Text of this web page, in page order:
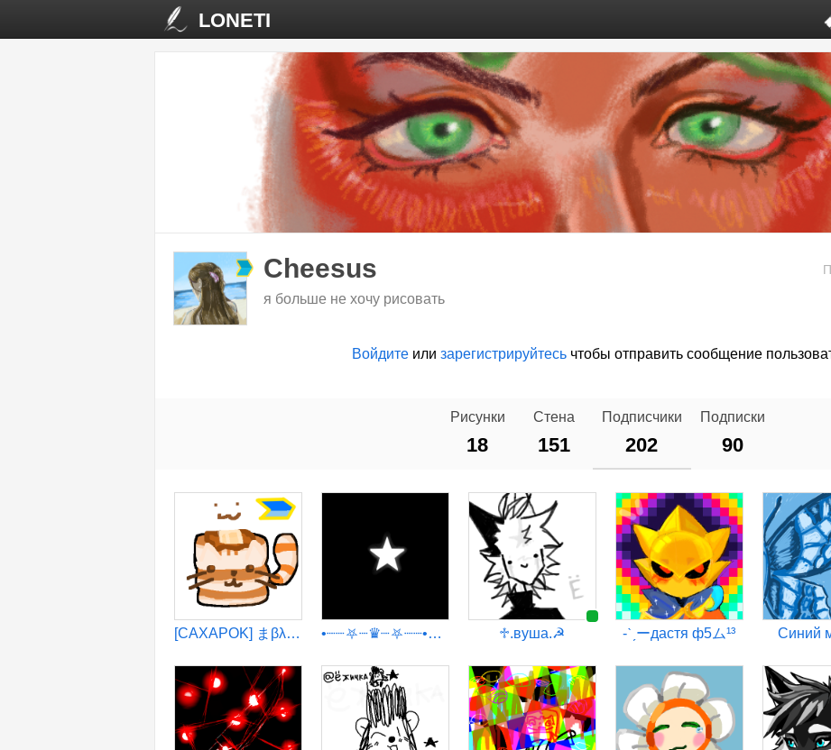
LONETI
Cheesus
я больше не хочу рисовать
Войдите или зарегистрируйтесь чтобы отправить сообщение
Рисунки
18
Стена
151
Подписчики
202
Подписки
90
[CAXAPOK] まβλθθΔγ ςΩλτ •┈┈⛧┈♛┈⛧┈┈•【00:09】 ♱︎.вуша.☭ -ˋˏーдастя ф5ム¹³ Синий